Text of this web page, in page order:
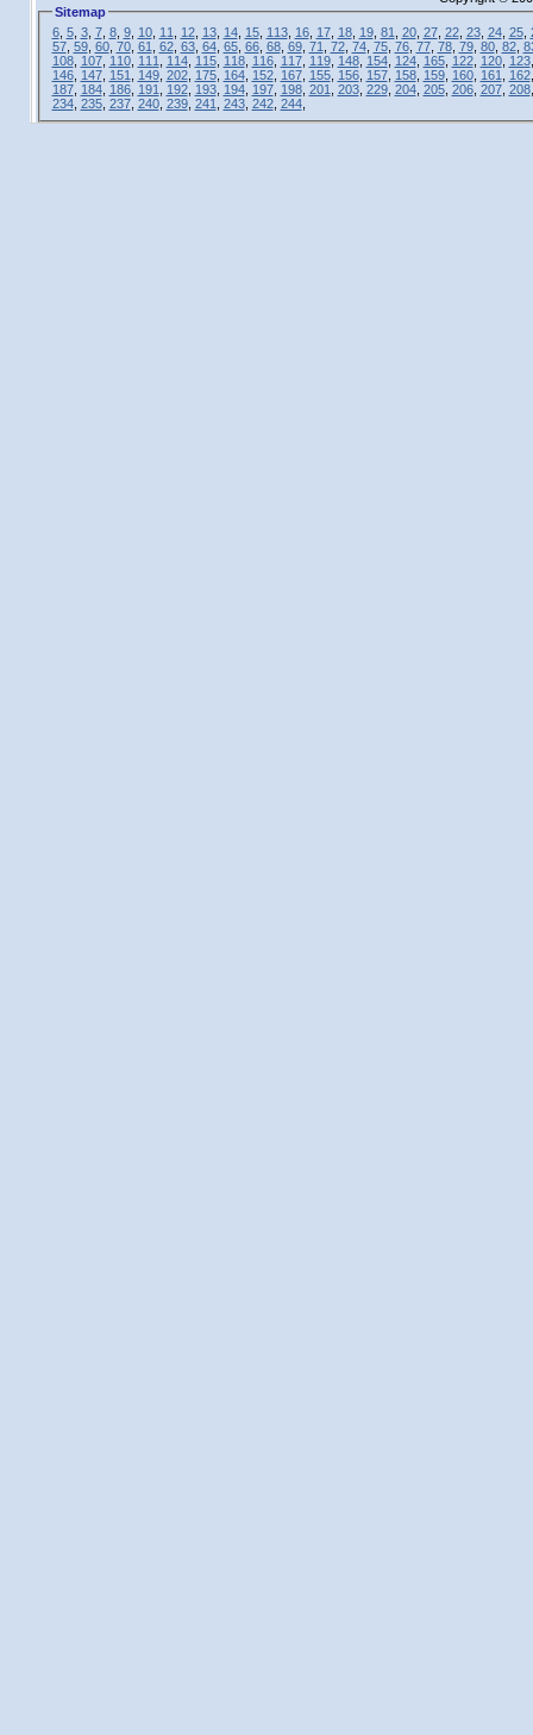
Sitemap
6, 5, 3, 7, 8, 9, 10, 11 12, 13, 14, 15, 113, 16, 17, 18, 19, 81 20, 27, 22, 23, 24, 25,
57, 59, 60, 70, 61 62, 63, 64, 65, 66, 68, 69, 71 72, 74, 75, 76, 77, 78, 79, 80, 82,
108, 107, 110, 111 114, 115, 118, 116, 117, 119, 148, 154, 124, 165, 122, 120, 123
146, 147, 151 149, 202, 175, 164, 152, 167, 155, 156, 157, 158, 159, 160, 161 162
187, 184, 186, 191 192, 193, 194, 197, 198, 201 203, 229, 204, 205, 206, 207, 208
234, 235, 237, 240, 239, 241 243, 242, 244,